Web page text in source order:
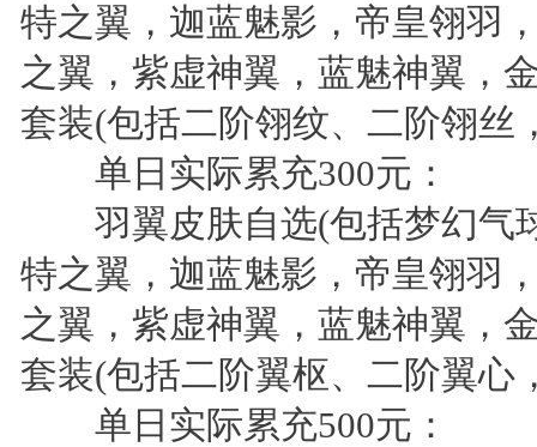
特之翼，迦蓝魅影，帝皇翎羽
之翼，紫虚神翼，蓝魅神翼，
套装(包括二阶翎纹、二阶翎
单日实际累充300元：
羽翼皮肤自选(包括梦幻气
特之翼，迦蓝魅影，帝皇翎羽
之翼，紫虚神翼，蓝魅神翼，
套装(包括二阶翼枢、二阶翼
单日实际累充500元：